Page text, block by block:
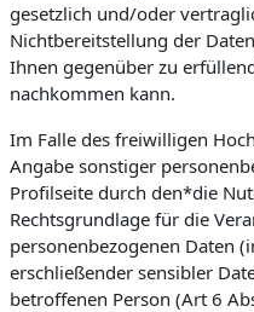
gesetzlich und/oder
Nichtbereitstellung der
Ihnen gegenüber zu
nachkommen kann.
Im Falle des freiwilligen
Angabe sonstiger
Profilseite durch den*die
Rechtsgrundlage für die
personenbezogenen Daten
erschließender sensibler
betroffenen Person (Art 6